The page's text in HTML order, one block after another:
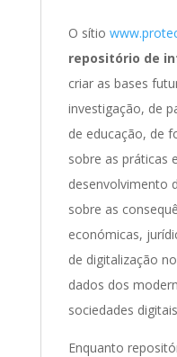
O sítio
repositório de
criar as bases
investigação, de
de educação, de
sobre as práticas
desenvolvimento
sobre as
económicas,
de digitalização
dados dos
sociedades
Enquanto